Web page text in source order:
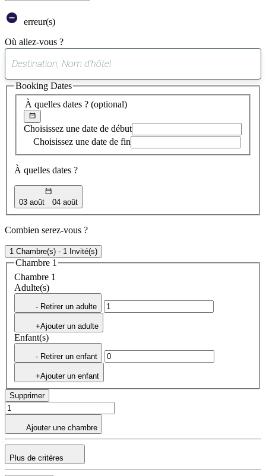
erreur(s)
Où allez-vous ?
suggestion
trouvée
À quelles dates ? (optional)
Choisissez une date de début
Choisissez une date de fin
À quelles dates ?
03 août 04 août
Booking Dates
Combien serez-vous ?
1 Chambre(s) - 1 Invité(s)
Chambre 1
Chambre 1
Adulte(s)
- Retirer un adulte
+Ajouter un adulte
Enfant(s)
- Retirer un enfant
+Ajouter un enfant
Supprimer
Ajouter une chambre
Plus de critères